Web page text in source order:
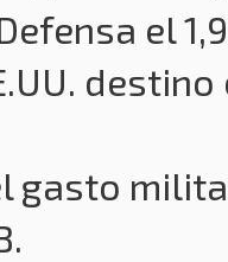
el
destino
gasto